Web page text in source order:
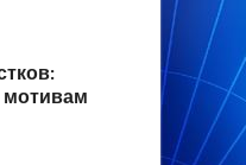
мотивам